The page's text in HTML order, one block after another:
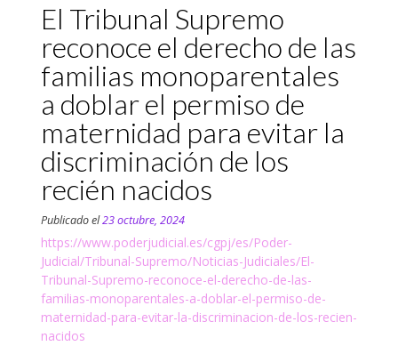
El Tribunal Supremo
reconoce el derecho de las
familias monoparentales
a doblar el permiso de
maternidad para evitar la
discriminación de los
recién nacidos
Publicado el23 octubre, 2024
https://www.poderjudicial.es/cgpj/es/Poder-
Judicial/Tribunal-Supremo/Noticias-Judiciales/El-
Tribunal-Supremo-reconoce-el-derecho-de-las-
familias-monoparentales-a-doblar-el-permiso-de-
maternidad-para-evitar-la-discriminacion-de-los-recien-
nacidos